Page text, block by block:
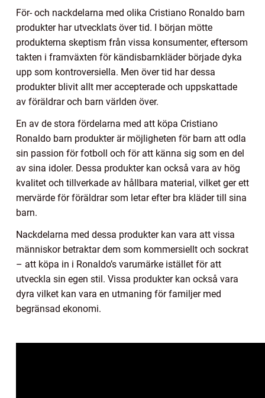
För- och nackdelarna med olika Cristiano Ronaldo barn
produkter har utvecklats över tid. I början mötte
produkterna skeptism från vissa konsumenter, eftersom
takten i framväxten för kändisbarnkläder började dyka
upp som kontroversiella. Men över tid har dessa
produkter blivit allt mer accepterade och uppskattade
av föräldrar och barn världen över.
En av de stora fördelarna med att köpa Cristiano
Ronaldo barn produkter är möjligheten för barn att odla
sin passion för fotboll och för att känna sig som en del
av sina idoler. Dessa produkter kan också vara av hög
kvalitet och tillverkade av hållbara material, vilket ger ett
mervärde för föräldrar som letar efter bra kläder till sina
barn.
Nackdelarna med dessa produkter kan vara att vissa
människor betraktar dem som kommersiellt och sockrat
– att köpa in i Ronaldo’s varumärke istället för att
utveckla sin egen stil. Vissa produkter kan också vara
dyra vilket kan vara en utmaning för familjer med
begränsad ekonomi.